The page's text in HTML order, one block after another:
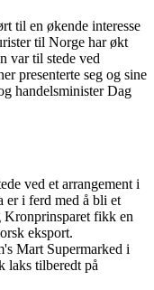
til en økende interesse
til Norge har økt
var til stede ved
presenterte seg og sine
handelsminister Dag
ved et arrangement i
er i ferd med å bli et
fikk en
eksport.
Mart Supermarked i
laks tilberedt på